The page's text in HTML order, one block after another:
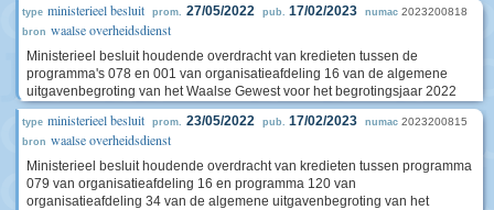
type ministerieel besluit prom. 27/05/2022 pub. 17/02/2023 numac 2023200818
bron waalse overheidsdienst
Ministerieel besluit houdende overdracht van kredieten tussen de
programma's 078 en 001 van organisatieafdeling 16 van de algemene
uitgavenbegroting van het Waalse Gewest voor het begrotingsjaar 2022
type ministerieel besluit prom. 23/05/2022 pub. 17/02/2023 numac 2023200815
bron waalse overheidsdienst
Ministerieel besluit houdende overdracht van kredieten tussen programma
079 van organisatieafdeling 16 en programma 120 van
organisatieafdeling 34 van de algemene uitgavenbegroting van het